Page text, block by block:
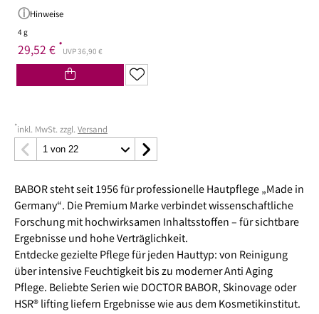
Hinweise
4 g
29,52 € *UVP 36,90 €
*inkl. MwSt. zzgl. Versand
BABOR steht seit 1956 für professionelle Hautpflege „Made in
Germany“. Die Premium Marke verbindet wissenschaftliche
Forschung mit hochwirksamen Inhaltsstoffen – für sichtbare
Ergebnisse und hohe Verträglichkeit.
Entdecke gezielte Pflege für jeden Hauttyp: von Reinigung
über intensive Feuchtigkeit bis zu moderner Anti Aging
Pflege. Beliebte Serien wie DOCTOR BABOR, Skinovage oder
HSR® lifting liefern Ergebnisse wie aus dem Kosmetikinstitut.